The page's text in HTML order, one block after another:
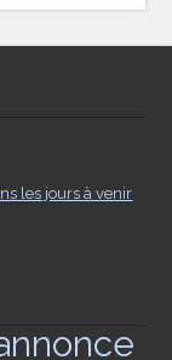
les jours à venir